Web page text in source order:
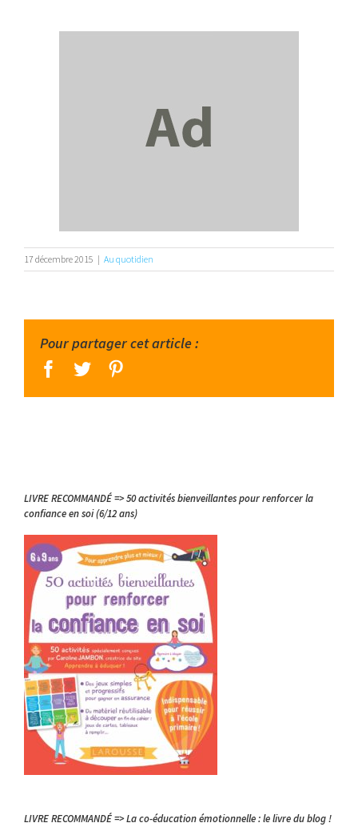
17 décembre 2015 | Au quotidien
Pour partager cet article :
facebook
twitter
LIVRE RECOMMANDÉ => 50 activités bienveillantes pour renforcer la
confiance en soi (6/12 ans)
LIVRE RECOMMANDÉ => La co-éducation émotionnelle : le livre du blog !